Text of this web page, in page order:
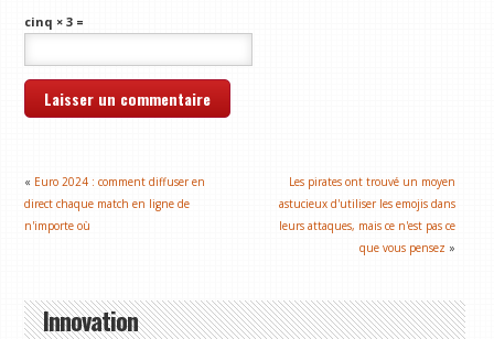
cinq × 3 =
« Euro 2024 : comment diffuser en
direct chaque match en ligne de
n'importe où
Les pirates ont trouvé un moyen
astucieux d'utiliser les emojis dans
leurs attaques, mais ce n'est pas ce
que vous pensez »
Innovation